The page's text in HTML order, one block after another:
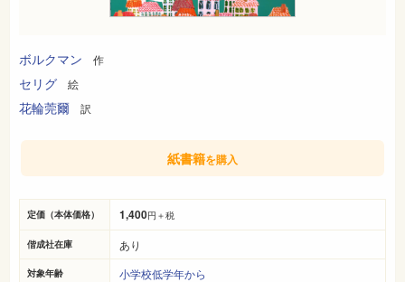
ボルクマン 作
セリグ 絵
花輪莞爾 訳
定価（本体価格） 1,400円＋税
偕成社在庫 あり
対象年齢 小学校低学年から
紙書籍を購入